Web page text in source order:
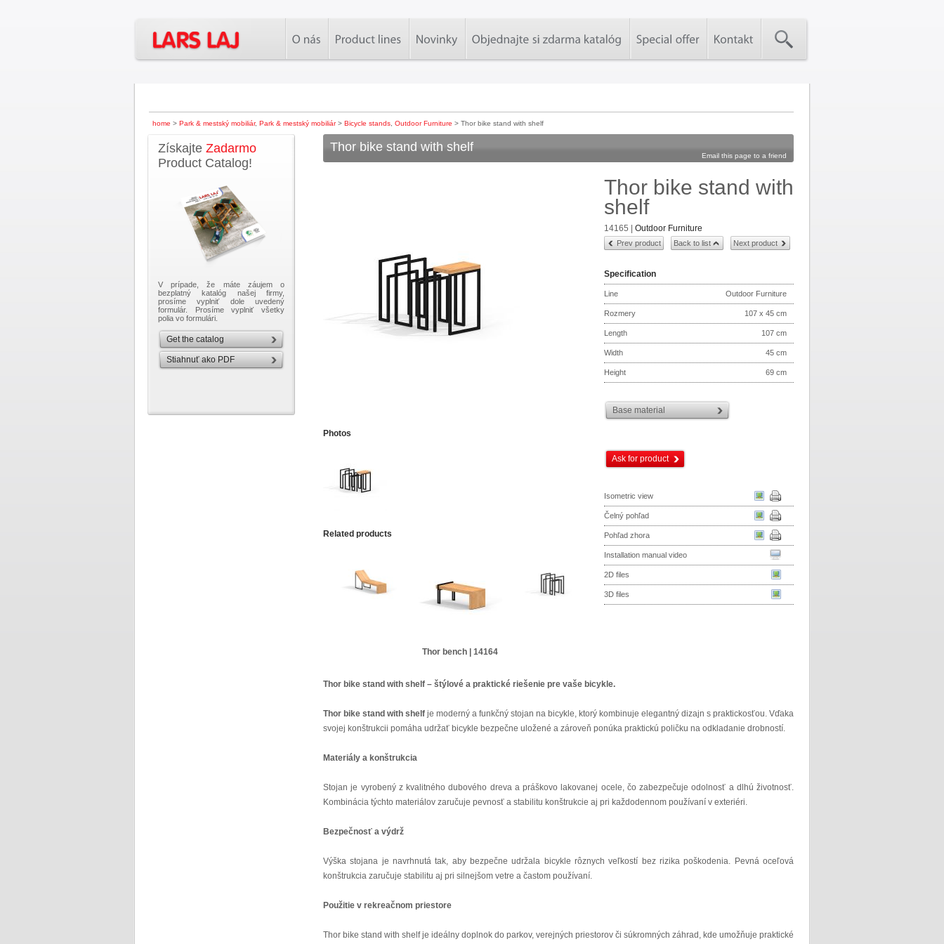
home > Park & mestský mobiliár, Park & mestský mobiliár> Bicycle stands Outdoor Furniture > Thor bike stand with shelf
Získajte Zadarmo
Product Catalog!
V prípade, že máte záujem o
bezplatný katalóg našej firmy,
prosíme vyplniť dole uvedený
formulár. Prosíme vyplniť všetky
polia vo formulári.
Get the catalog
Stiahnuť ako PDF
Thor bike stand with shelf
Email this page to a friend
Photos
Related products
Thor bench | 14164
Thor bike stand with
shelf
14165 Outdoor Furniture
Prev product Back to list Next product
Specification
Line Outdoor Furniture
Rozmery 107 x 45 cm
Length 107 cm
Width 45 cm
Height 69 cm
Base material
Ask for product
Isometric view
Čelný pohľad
Pohľad zhora
Installation manual video
2D files
3D files
Thor bike stand with shelf – štýlové a praktické riešenie pre vaše bicykle.
Thor bike stand with shelf je moderný a funkčný stojan na bicykle, ktorý kombinuje elegantný dizajn s praktickosťou. Vďaka
svojej konštrukcii pomáha udržať bicykle bezpečne uložené a zároveň ponúka praktickú poličku na odkladanie drobností.
Materiály a konštrukcia
Stojan je vyrobený z kvalitného dubového dreva a práškovo lakovanej ocele, čo zabezpečuje odolnosť a dlhú životnosť.
Kombinácia týchto materiálov zaručuje pevnosť a stabilitu konštrukcie aj pri každodennom používaní v exteriéri.
Bezpečnosť a výdrž
Výška stojana je navrhnutá tak, aby bezpečne udržala bicykle rôznych veľkostí bez rizika poškodenia. Pevná oceľová
konštrukcia zaručuje stabilitu aj pri silnejšom vetre a častom používaní.
Použitie v rekreačnom priestore
Thor bike stand with shelf je ideálny doplnok do parkov, verejných priestorov či súkromných záhrad, kde umožňuje praktické